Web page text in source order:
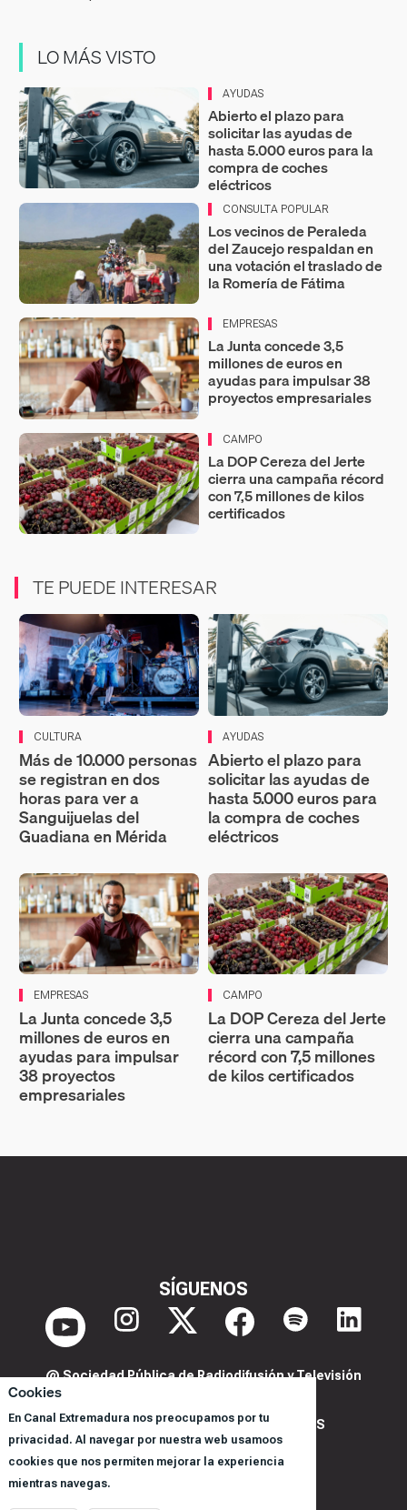
Cookies
En Canal Extremadura nos preocupamos por tu
privacidad. Al navegar por nuestra web usamoos
cookies que nos permiten mejorar la experiencia
mientras navegas.
LO MÁS VISTO
AYUDAS
Abierto el plazo para
solicitar las ayudas de
hasta 5.000 euros para la
compra de coches
eléctricos
CONSULTA POPULAR
Los vecinos de Peraleda
del Zaucejo respaldan en
una votación el traslado de
la Romería de Fátima
EMPRESAS
La Junta concede 3,5
millones de euros en
ayudas para impulsar 38
proyectos empresariales
CAMPO
La DOP Cereza del Jerte
cierra una campaña récord
con 7,5 millones de kilos
certificados
TE PUEDE INTERESAR
CULTURA
Más de 10.000 personas
se registran en dos
horas para ver a
Sanguijuelas del
Guadiana en Mérida
AYUDAS
Abierto el plazo para
solicitar las ayudas de
hasta 5.000 euros para
la compra de coches
eléctricos
EMPRESAS
La Junta concede 3,5
millones de euros en
ayudas para impulsar
38 proyectos
empresariales
CAMPO
La DOP Cereza del Jerte
cierra una campaña
récord con 7,5 millones
de kilos certificados
SÍGUENOS
@ Sociedad Pública de Radiodifusión y Televisión
POLITICA DE PRIVACIDAD Y COOKIES